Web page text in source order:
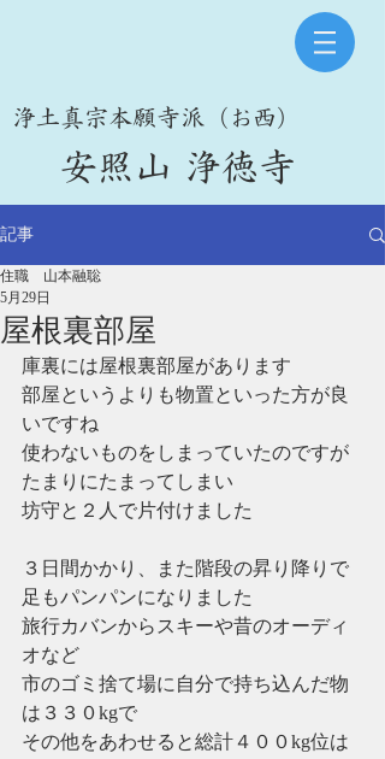
​浄土真宗本願寺派（お西）
​安照山 浄徳寺
記事
屋根裏部屋
住職 山本融聡
5月29日
庫裏には屋根裏部屋があります
部屋というよりも物置といった方が良
いですね
使わないものをしまっていたのですが
たまりにたまってしまい
坊守と２人で片付けました
３日間かかり、また階段の昇り降りで
足もパンパンになりました
旅行カバンからスキーや昔のオーディ
オなど
市のゴミ捨て場に自分で持ち込んだ物
は３３０kgで
その他をあわせると総計４００kg位は